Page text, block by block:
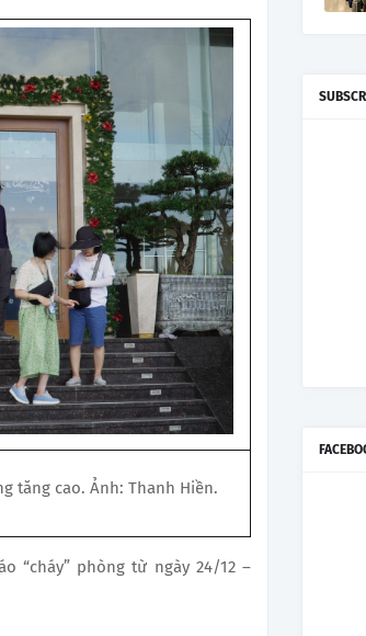
tăng cao. Ảnh: Thanh Hiền.
“cháy” phòng từ ngày 24/12 –